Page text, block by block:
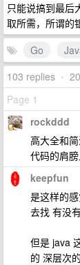
只能说搞到最后
取所需，所谓的
Go
103 replies •
Page 1
rockddd
高大全和
代码的肩膀
keepfun
是这样的
去找 有没
但是 java
的 深层次